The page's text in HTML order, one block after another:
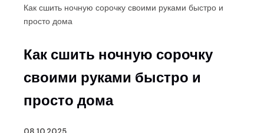
Как сшить ночную сорочку своими руками быстро и
просто дома
Как сшить ночную сорочку
своими руками быстро и
просто дома